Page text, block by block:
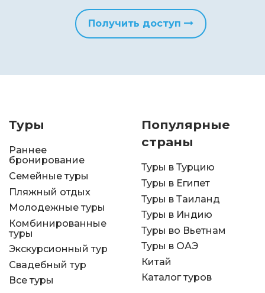
Получить доступ
Туры
Раннее
бронирование
Семейные туры
Пляжный отдых
Молодежные туры
Комбинированные
туры
Экскурсионный тур
Свадебный тур
Все туры
Популярные
страны
Туры в Турцию
Туры в Египет
Туры в Таиланд
Туры в Индию
Туры во Вьетнам
Туры в ОАЭ
Китай
Каталог туров